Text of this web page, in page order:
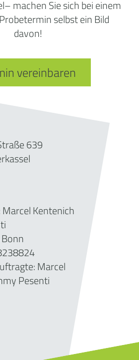
machen Sie sich bei einem
selbst ein Bild
davon!
vereinbaren
639
Kentenich
Marcel
Pesenti